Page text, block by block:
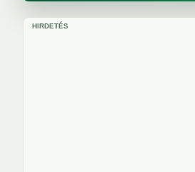
HIRDETÉS